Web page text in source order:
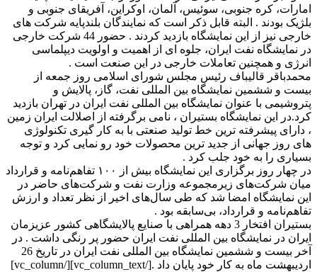
کره جنوبی، سوئیس، آلمان، اوکراین، آفریقای جنوبی و
بودند . البته قابل ذکر است که نمایندگان بلندپایه شرکت های
خارجی نیز از این نمایشگاه بازدید کردند . حضور 44 شرکت خارجی
نمایشگاه نفت ایران، جلوه ای از اهمیت و اولویت دیپلماسی
و همچنین تعاملات خارجی در این صنعت است .
قالیباف رئیس مجلس شورای اسلامی روز جمعه از
و ششمین نمایشگاه بین المللی نفت، گاز، پالایش و
با عنوان نمایشگاه بین المللی نفت ایران در تهران بازدید
این نمایشگاه بستیران ، نامی برگرفته از اصلالت ایران زمین
دارای پیشرفته ترین خط تولید صنعتی با به کار گیری تکنولوژی
روز جهانی از جدید ترین محصولات خود رو نمایی کرد و توجه
را به خود جلب کرد .
در چهار روز برگزاری این نمایشگاه بیش از ۱۰۰ تفاهم‌نامه و قرارداد
شرکت‌های زیرمجموعه وزارت نفت و شرکت‌های حاضر در
نمایشگاه امضا شد که طی سال‌های اخیر از نظر تعداد و ارزش
و قرارداد، بی‌سابقه بود .
بستیران افتخار 3 دهه همراهی با صنایع پالایشگاهی کشور عزیزمان
در نمایشگاه بین المللی نفت ایران حضور پر رنگی داشت . در
آخر بیست و ششمین نمایشگاه بین المللی نفت ایران در تاریخ 26
اردیبهشت ماه به کار خود پایان داد .[/vc_column_text][/vc_column]